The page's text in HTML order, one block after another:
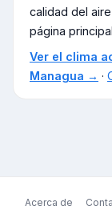
calidad del
página
Ver el clima
Managua → ·
Acerca de